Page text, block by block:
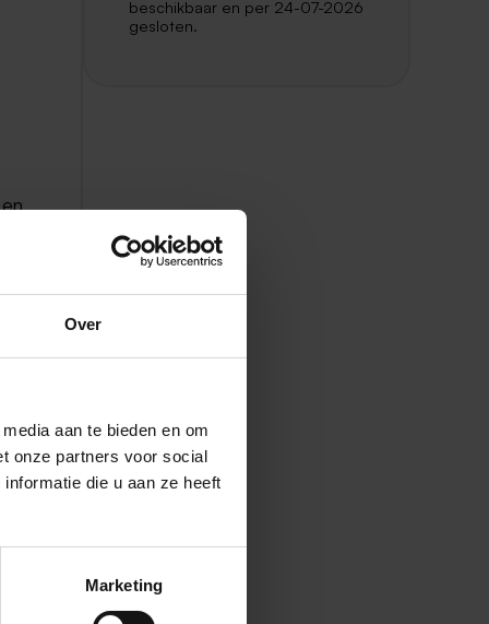
Over
aan te bieden en om
onze partners voor social
die u aan ze heeft
Marketing
beschikbaar en per 24-07-2026
gesloten.